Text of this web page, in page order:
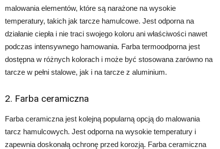
malowania elementów, które są narażone na wysokie
temperatury, takich jak tarcze hamulcowe. Jest odporna na
działanie ciepła i nie traci swojego koloru ani właściwości nawet
podczas intensywnego hamowania. Farba termoodporna jest
dostępna w różnych kolorach i może być stosowana zarówno na
tarcze w pełni stalowe, jak i na tarcze z aluminium.
2. Farba ceramiczna
Farba ceramiczna jest kolejną popularną opcją do malowania
tarcz hamulcowych. Jest odporna na wysokie temperatury i
zapewnia doskonałą ochronę przed korozją. Farba ceramiczna